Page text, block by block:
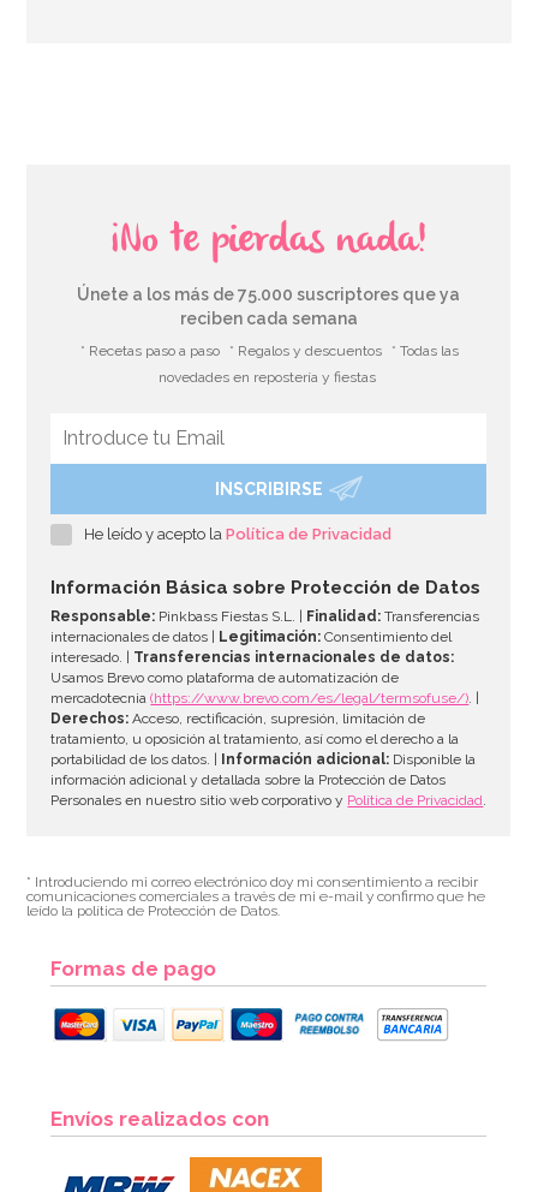
Molde para Chocolate Calabazas 7 cm 2 ud
AÑADIR
26,95€ 25,33€
¡No te pierdas nada!
Únete a los más de 75.000 suscriptores que ya
reciben cada semana
* Recetas paso a paso * Regalos y descuentos
* Todas las
novedades en repostería y fiestas
INSCRIBIRSE
He leído y acepto laPolítica de Privacidad
Información Básica sobre Protección de Datos
Responsable: Pinkbass Fiestas S.L. | Finalidad: Transferencias
internacionales de datos |
Legitimación: Consentimiento del
interesado. | Transferencias internacionales de datos:
Usamos Brevo como plataforma de automatización de
mercadotecnia(https://www.brevo.com/es/legal/termsofuse/). |
Derechos: Acceso, rectificación, supresión, limitación de
tratamiento, u oposición al tratamiento, así como el derecho a la
portabilidad de los datos. |
Información adicional: Disponible la
información adicional y detallada sobre la Protección de Datos
Personales en nuestro sitio web corporativo y Política de Privacidad.
* Introduciendo mi correo electrónico doy mi consentimiento a recibir
comunicaciones comerciales a través de mi e-mail y confirmo que he
leído la política de Protección de Datos.
Formas de pago
Envíos realizados con